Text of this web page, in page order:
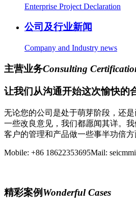
Enterprise Project Declaration
公司及行业新闻
Company and Industry news
主营业务Consulting
让我们从沟通开始这次愉快的
无论您的公司是处于萌芽阶段，还
一些改良意见，我们都愿闻其详。
客户的管理和产品做一些事半功倍方
Mobile: +86 18622353695Mail:
精彩案例Wonderful Cases